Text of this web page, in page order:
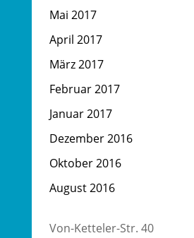
Mai 2017
April 2017
März 2017
Februar 2017
Januar 2017
Dezember 2016
Oktober 2016
August 2016
Von-Ketteler-Str. 40